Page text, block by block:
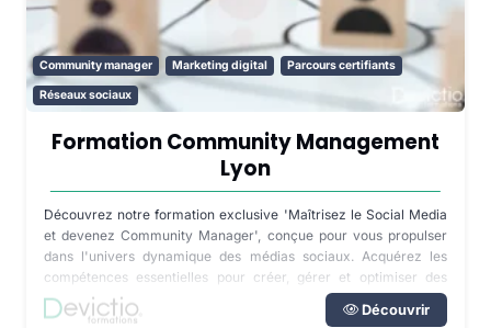
Community manager Marketing digital Parcours certifiants
Réseaux sociaux
Formation Community Management
Lyon
Découvrez notre formation exclusive 'Maîtrisez le Social Media
et devenez Community Manager', conçue pour vous propulser
dans l'univers dynamique des médias sociaux. Acquérez les
compétences essentielles pour créer, gérer et optimiser des
stratégies de communication efficaces sur les plateformes
numériques. Devenez un expert en engagement client, en
Découvrir